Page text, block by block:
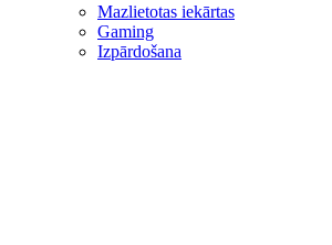
Mazlietotas iekārtas
Gaming
Izpārdošana